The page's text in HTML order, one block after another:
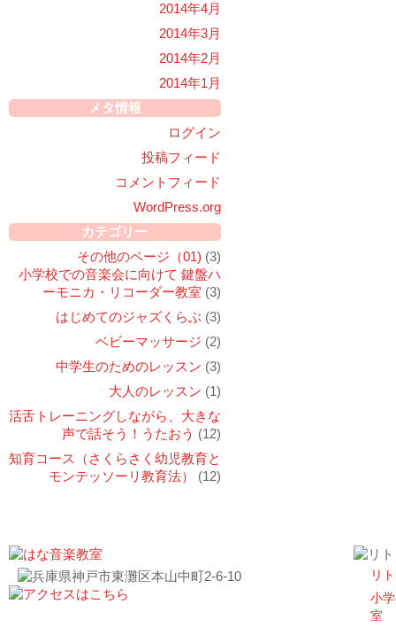
2014年4月
2014年3月
2014年2月
2014年1月
メタ情報
ログイン
投稿フィード
コメントフィード
WordPress.org
カテゴリー
その他のページ（01) (3)
小学校での音楽会に向けて 鍵盤ハ
ーモニカ・リコーダー教室 (3)
はじめてのジャズくらぶ (3)
ベビーマッサージ (2)
中学生のためのレッスン (3)
大人のレッスン (1)
活舌トレーニングしながら、大きな
声で話そう！うたおう (12)
知育コース（さくらさく幼児教育と
モンテッソーリ教育法）
(12)
リ
小
室